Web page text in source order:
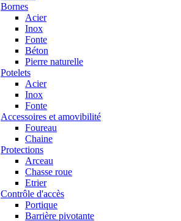
Bornes
Acier
Inox
Fonte
Béton
Pierre naturelle
Potelets
Acier
Inox
Fonte
Accessoires et amovibilité
Foureau
Chaine
Protections
Arceau
Chasse roue
Etrier
Contrôle d'accès
Portique
Barrière pivotante